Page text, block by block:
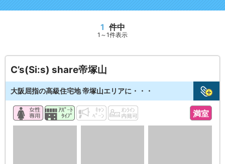
1 件中
1～1件表示
C’s(Si:s) share帝塚山
大阪屈指の高級住宅地 帝塚山エリアに・・・
満室